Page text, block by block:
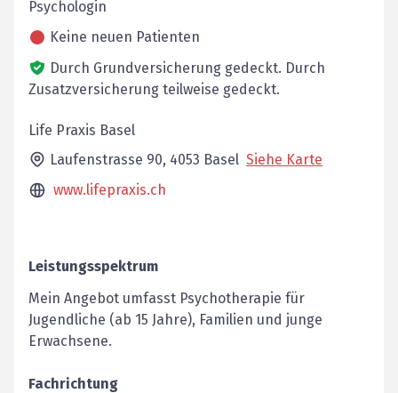
Psychologin
Keine neuen Patienten
Durch Grundversicherung gedeckt. Durch
Zusatzversicherung teilweise gedeckt.
Life Praxis Basel
Laufenstrasse 90, 4053 Basel Siehe Karte
www.lifepraxis.ch
Leistungsspektrum
Mein Angebot umfasst Psychotherapie für
Jugendliche (ab 15 Jahre), Familien und junge
Erwachsene.
Fachrichtung